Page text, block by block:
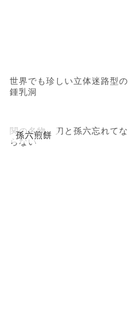
世界でも珍しい立体迷路型の
鍾乳洞
孫六煎餅
関の名物、刀と孫六忘れてな
らない